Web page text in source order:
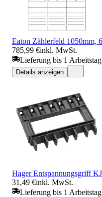
Eaton Zählerfeld 1050mm,
785,99 €inkl. MwSt.
Lieferung bis 1 Arbeitstag
Details anzeigen
Hager Entspannungsgriff
31,49 €inkl. MwSt.
Lieferung bis 1 Arbeitstag